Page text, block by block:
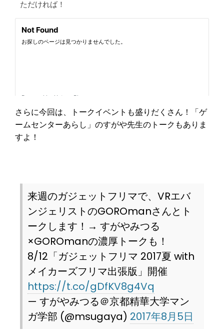
ただければ！
さらに今回は、トークイベントも盛りだくさん！「ゲ
ームセンターあらし」のすがや先生のトークもありま
すよ！
来週のガジェットフリマで、VRエバ
ンジェリストのGOROmanさんとト
ークします！→ すがやみつる
×GOROmanの濃厚トークも！
8/12「ガジェットフリマ 2017夏 with
メイカーズフリマ出張版」開催
https://t.co/gDfKV8g4Vq
— すがやみつる＠京都精華大学マン
ガ学部 (@msugaya) 2017年8月5日